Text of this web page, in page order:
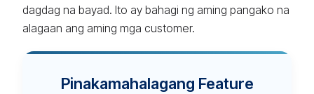
dagdag na bayad. Ito ay bahagi ng aming pangako na
alagaan ang aming mga customer.
Pinakamahalagang Feature